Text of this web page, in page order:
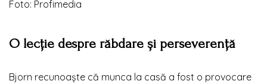
Foto: Profimedia
O lecție despre răbdare și perseverență
Bjorn recunoaște că munca la casă a fost o provocare